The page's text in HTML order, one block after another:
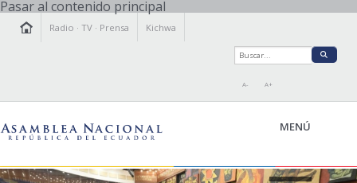
Pasar al contenido principal
Radio ·TV · Prensa Kichwa
A- A+
MENÚ